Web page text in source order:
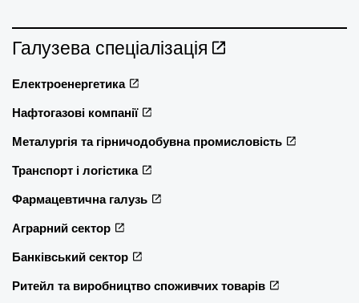
Галузева спеціалізація
Електроенергетика
Нафтогазові компанії
Металургія та гірничодобувна промисловість
Транспорт і логістика
Фармацевтична галузь
Аграрний сектор
Банківський сектор
Ритейл та виробництво споживчих товарів